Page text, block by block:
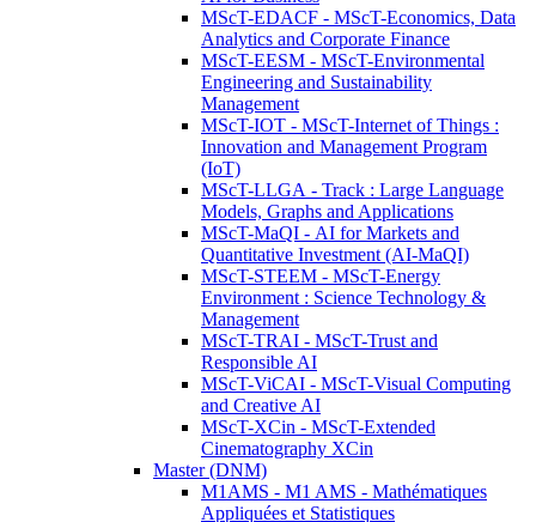
MScT-EDACF - MScT-Economics, Data
Analytics and Corporate Finance
MScT-EESM - MScT-Environmental
Engineering and Sustainability
Management
MScT-IOT - MScT-Internet of Things :
Innovation and Management Program
(IoT)
MScT-LLGA - Track : Large Language
Models, Graphs and Applications
MScT-MaQI - AI for Markets and
Quantitative Investment (AI-MaQI)
MScT-STEEM - MScT-Energy
Environment : Science Technology &
Management
MScT-TRAI - MScT-Trust and
Responsible AI
MScT-ViCAI - MScT-Visual Computing
and Creative AI
MScT-XCin - MScT-Extended
Cinematography XCin
Master (DNM)
M1AMS - M1 AMS - Mathématiques
Appliquées et Statistiques